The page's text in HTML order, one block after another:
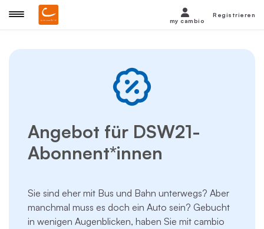
Angebot für DSW21-
Abonnent*innen
Sie sind eher mit Bus und Bahn unterwegs? Aber
manchmal muss es doch ein Auto sein? Gebucht
in wenigen Augenblicken, haben Sie mit cambio
my cambio
Registrieren